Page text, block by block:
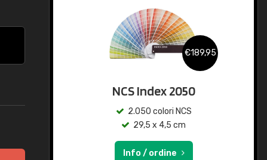
€189,95
NCS Index 2050
2.050 colori NCS
29,5 x 4,5 cm
Info / ordine